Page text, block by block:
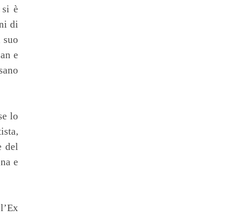
si è
di
suo
e
lo
del
e